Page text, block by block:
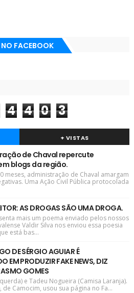
FACEBOOK
4 4 0 3
+ VISTAS
de Chaval repercute
blogs da região.
meses, administração de Chaval amargam
Uma Ação Civil Pública protocolada
AS DROGAS SÃO UMA DROGA.
mais um poema enviado pelos nossos
Valdir Silva nos enviou essa poesia
está bas...
DE SÉRGIO AGUIAR É
EM PRODUZIR FAKE NEWS, DIZ
GOMES
e Tadeu Nogueira (Camisa Laranja).
de Camocim, usou sua página no Fa...